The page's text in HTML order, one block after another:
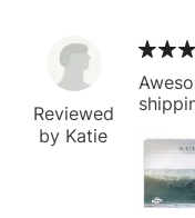
Reviewed
by Katie